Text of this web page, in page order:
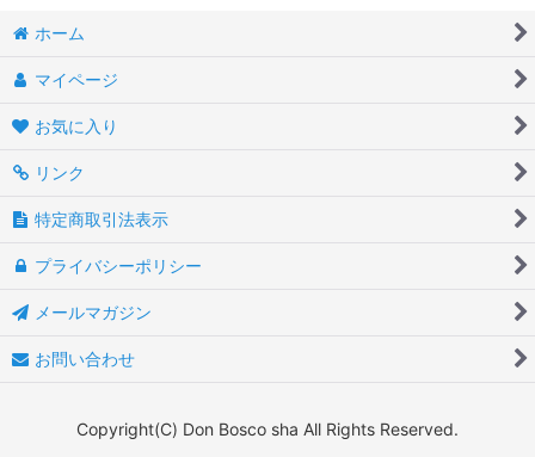
ホーム
マイページ
お気に入り
リンク
特定商取引法表示
プライバシーポリシー
メールマガジン
お問い合わせ
Copyright(C) Don Bosco sha All Rights Reserved.